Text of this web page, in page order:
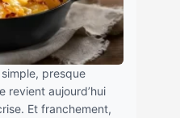
presque
revient aujourd’hui
Et franchement,